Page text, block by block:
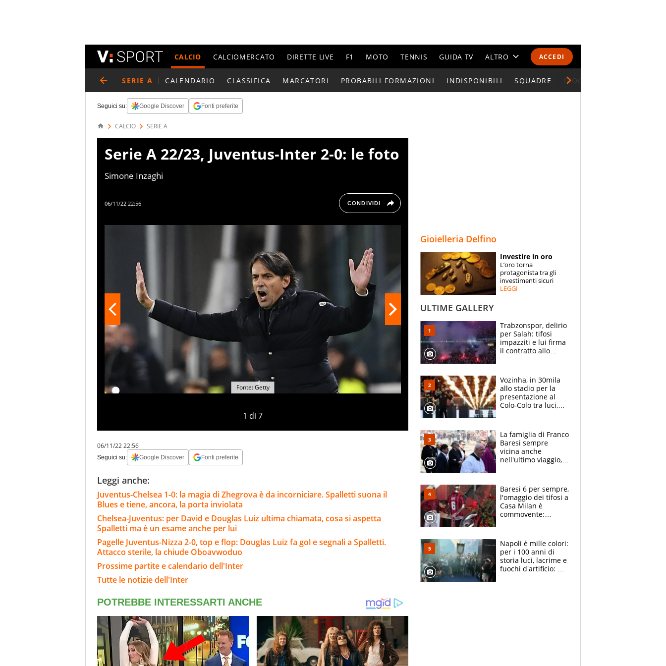
ACCEDI
CALCIO CALCIOMERCATO DIRETTE LIVE F1 MOTO TENNIS GUIDA TV ALTRO
CALENDARI E CLASSIFICHE
ESPERTI
CONTATTI
SERIE A CALENDARIO CLASSIFICA MARCATORI PROBABILI FORMAZIONI INDISPONIBILI SQUADRE GIOCATORI SERIE A
Seguici su: Google Discover Fonti preferite
CALCIO SERIE A
Serie A 22/23, Juventus-Inter 2-0: le foto
Simone Inzaghi
06/11/22 22:56 CONDIVIDI
1 di 7
Fonte: Getty
06/11/22 22:56
Seguici su: Google Discover Fonti preferite
Leggi anche:
Juventus-Chelsea 1-0: la magia di Zhegrova è da incorniciare. Spalletti suona il
Blues e tiene, ancora, la porta inviolata
Chelsea-Juventus: per David e Douglas Luiz ultima chiamata, cosa si aspetta
Spalletti ma è un esame anche per lui
Pagelle Juventus-Nizza 2-0, top e flop: Douglas Luiz fa gol e segnali a Spalletti.
Attacco sterile, la chiude Oboavwoduo
Prossime partite e calendario dell'Inter
Tutte le notizie dell'Inter
Gioielleria Delfino
Investire in oro
L’oro torna
protagonista tra gli
investimenti sicuri
LEGGI
ULTIME GALLERY
Trabzonspor, delirio
per Salah: tifosi
impazziti e lui firma
il contratto allo
Vozinha, in 30mila
allo stadio per la
presentazione al
Colo-Colo tra luci,
La famiglia di Franco
Baresi sempre
vicina anche
nell'ultimo viaggio,
circondati
dall'affetto dei tifosi
Baresi 6 per sempre,
l'omaggio dei tifosi a
Casa Milan è
commovente:
bigliettini
Napoli è mille colori:
per i 100 anni di
storia luci, lacrime e
fuochi d'artificio: De